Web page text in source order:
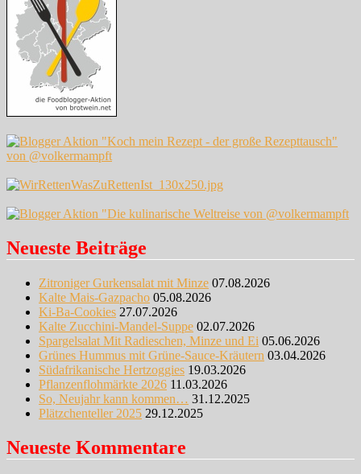
Neueste Beiträge
Zitroniger Gurkensalat mit Minze 07.08.2026
Kalte Mais-Gazpacho 05.08.2026
Ki-Ba-Cookies 27.07.2026
Kalte Zucchini-Mandel-Suppe 02.07.2026
Spargelsalat Mit Radieschen, Minze und Ei 05.06.2026
Grünes Hummus mit Grüne-Sauce-Kräutern 03.04.2026
Südafrikanische Hertzoggies 19.03.2026
Pflanzenflohmärkte 2026 11.03.2026
So, Neujahr kann kommen… 31.12.2025
Plätzchenteller 2025 29.12.2025
Neueste Kommentare